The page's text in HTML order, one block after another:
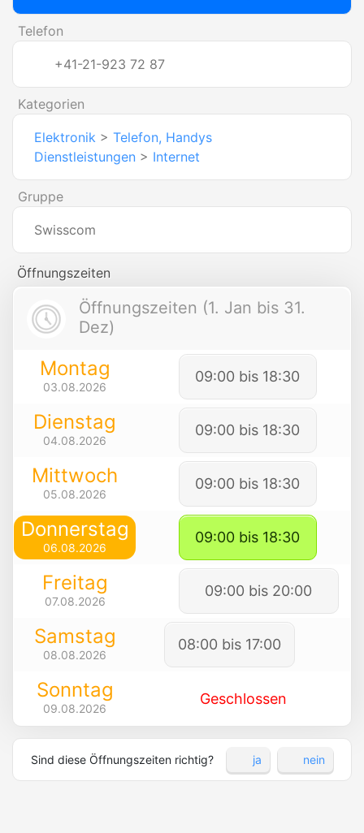
Telefon
+41-21-923 72 87
Kategorien
Elektronik > Telefon, Handys
Dienstleistungen > Internet
Gruppe
Swisscom
Öffnungszeiten
Öffnungszeiten (1. Jan bis 31.
Dez)
Montag
03.08.2026
09:00 bis 18:30
Dienstag
04.08.2026
09:00 bis 18:30
Mittwoch
05.08.2026
09:00 bis 18:30
Donnerstag
06.08.2026
09:00 bis 18:30
Freitag
07.08.2026
09:00 bis 20:00
Samstag
08.08.2026
08:00 bis 17:00
Sonntag
09.08.2026
Geschlossen
Sind diese Öffnungszeiten richtig? ja nein